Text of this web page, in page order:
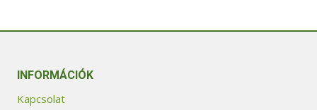
INFORMÁCIÓK
Kapcsolat